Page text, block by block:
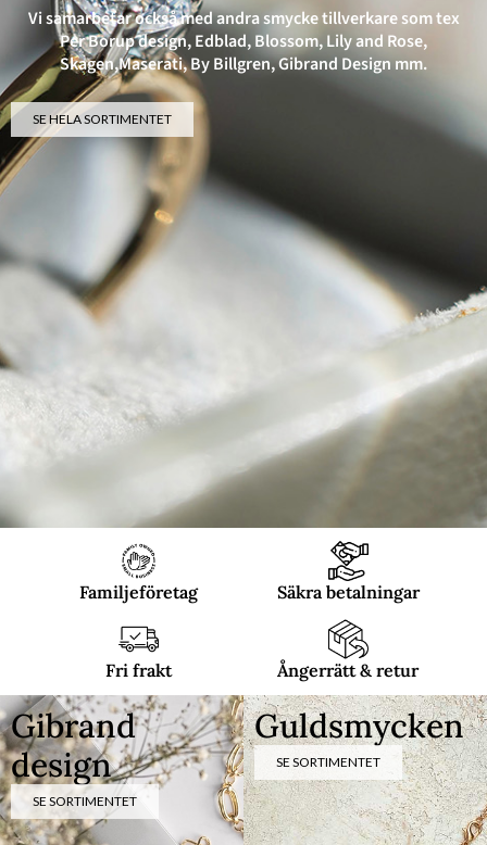
Vi samarbetar också med andra smycke tillverkare som tex
Per Borup design, Edblad, Blossom, Lily and Rose,
Skagen,Maserati, By Billgren, Gibrand Design mm.
SE HELA SORTIMENTET
Familjeföretag Säkra betalningar
Fri frakt Ångerrätt & retur
Gibrand
design
SE SORTIMENTET
Guldsmycken
SE SORTIMENTET